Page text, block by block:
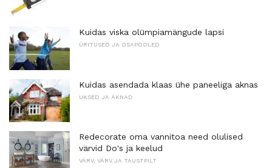
Kuidas viska olümpiamängude lapsi
ÜRITUSED JA OSAPOOLED
Kuidas asendada klaas ühe paneeliga aknas
UKSED JA AKNAD
Redecorate oma vannitoa need olulised
värvid Do's ja keelud
VÄRV, VÄRV JA TAUSTPILT